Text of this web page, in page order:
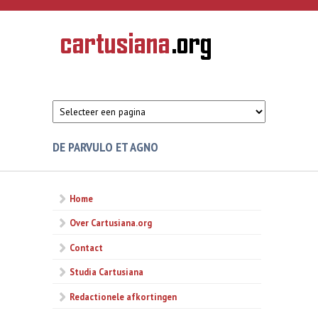
Overslaan en naar de inhoud gaan
CARTUSIANA
Geschiedenis
van de
DE PARVULO ET AGNO
Home
Over Cartusiana.org
Contact
Studia Cartusiana
Redactionele afkortingen